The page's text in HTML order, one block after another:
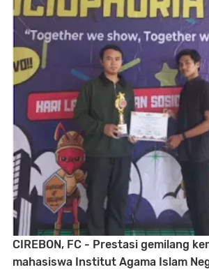
CIREBON, FC - Prestasi gemilang
mahasiswa Institut Agama Islam